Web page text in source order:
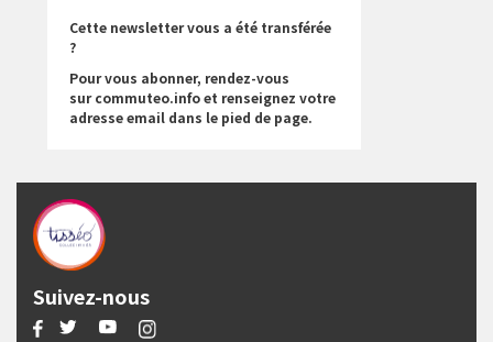
Cette newsletter vous a été transférée
?
Pour vous abonner, rendez-vous
sur commuteo.info et renseignez votre
adresse email dans le pied de page.
Suivez-nous